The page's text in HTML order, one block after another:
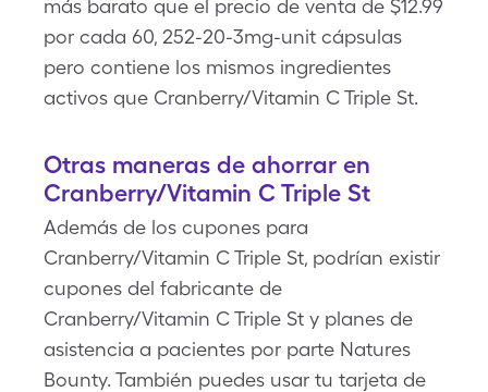
más barato que el precio de venta de $12.99
por cada 60, 252-20-3mg-unit cápsulas
pero contiene los mismos ingredientes
activos que Cranberry/Vitamin C Triple St.
Otras maneras de ahorrar en
Cranberry/Vitamin C Triple St
Además de los cupones para
Cranberry/Vitamin C Triple St, podrían existir
cupones del fabricante de
Cranberry/Vitamin C Triple St y planes de
asistencia a pacientes por parte Natures
Bounty. También puedes usar tu tarjeta de